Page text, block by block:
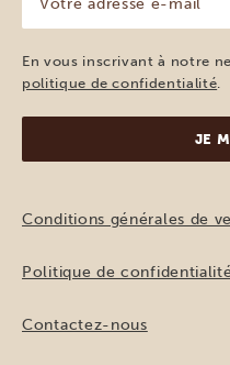
adresse
e-
mail
(Nécessaire)
En vous inscrivant à notre
politique de confidentialité
Conditions générales de
Politique de
Contactez-nous